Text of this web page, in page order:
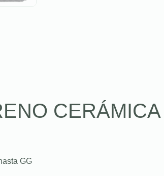
CERÁMICA
GG